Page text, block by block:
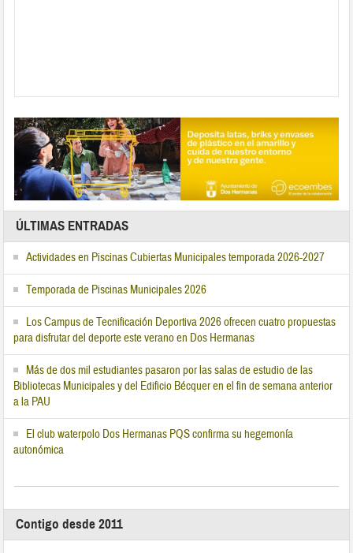
ÚLTIMAS ENTRADAS
Actividades en Piscinas Cubiertas Municipales temporada 2026-2027
Temporada de Piscinas Municipales 2026
Los Campus de Tecnificación Deportiva 2026 ofrecen cuatro propuestas
para disfrutar del deporte este verano en Dos Hermanas
Más de dos mil estudiantes pasaron por las salas de estudio de las
Bibliotecas Municipales y del Edificio Bécquer en el fin de semana anterior
a la PAU
El club waterpolo Dos Hermanas PQS confirma su hegemonía
autonómica
Contigo desde 2011